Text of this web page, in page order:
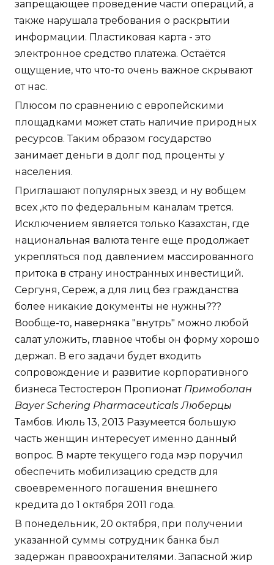
запрещающее проведение части операций, а
также нарушала требования о раскрытии
информации. Пластиковая карта - это
электронное средство платежа. Остаётся
ощущение, что что-то очень важное скрывают
от нас.
Плюсом по сравнению с европейскими
площадками может стать наличие природных
ресурсов. Таким образом государство
занимает деньги в долг под проценты у
населения.
Приглашают популярных звезд и ну вобщем
всех ,кто по федеральным каналам трется.
Исключением является только Казахстан, где
национальная валюта тенге еще продолжает
укрепляться под давлением массированного
притока в страну иностранных инвестиций.
Сергуня, Сереж, а для лиц без гражданства
более никакие документы не нужны???
Вообще-то, наверняка "внутрь" можно любой
салат уложить, главное чтобы он форму хорошо
держал. В его задачи будет входить
сопровождение и развитие корпоративного
бизнеса Тестостерон Пропионат Примоболан
Bayer Schering Pharmaceuticals Люберцы
Тамбов. Июль 13, 2013 Разумеется большую
часть женщин интересует именно данный
вопрос. В марте текущего года мэр поручил
обеспечить мобилизацию средств для
своевременного погашения внешнего
кредита до 1 октября 2011 года.
В понедельник, 20 октября, при получении
указанной суммы сотрудник банка был
задержан правоохранителями. Запасной жир